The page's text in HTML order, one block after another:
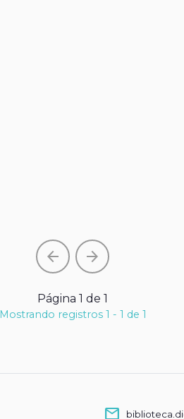
arrow_back arrow_forward
Página 1 de 1
Mostrando registros 1 - 1 de 1
mail